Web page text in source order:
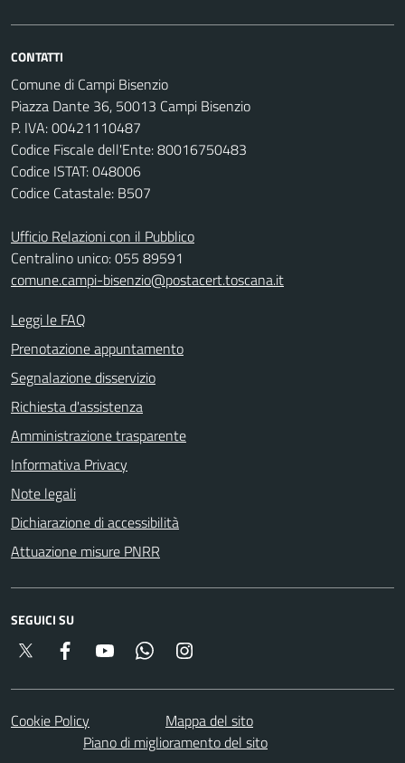
CONTATTI
Comune di Campi Bisenzio
Piazza Dante 36, 50013 Campi Bisenzio
P. IVA: 00421110487
Codice Fiscale dell'Ente: 80016750483
Codice ISTAT: 048006
Codice Catastale: B507
Ufficio Relazioni con il Pubblico
Centralino unico: 055 89591
comune.campi-bisenzio@postacert.toscana.it
Leggi le FAQ
Prenotazione appuntamento
Segnalazione disservizio
Richiesta d'assistenza
Amministrazione trasparente
Informativa Privacy
Note legali
Dichiarazione di accessibilità
Attuazione misure PNRR
SEGUICI SU
Twitter Facebook YouTube Whatsapp
Cookie Policy
Mappa del sito
Piano di miglioramento del sito